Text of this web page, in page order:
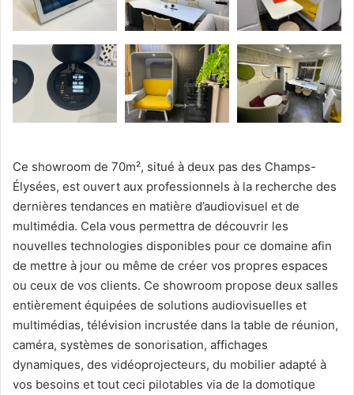
Ce showroom de 70m², situé à deux pas des Champs-
Élysées, est ouvert aux professionnels à la recherche des
dernières tendances en matière d’audiovisuel et de
multimédia. Cela vous permettra de découvrir les
nouvelles technologies disponibles pour ce domaine afin
de mettre à jour ou même de créer vos propres espaces
ou ceux de vos clients. Ce showroom propose deux salles
entièrement équipées de solutions audiovisuelles et
multimédias, télévision incrustée dans la table de réunion,
caméra, systèmes de sonorisation, affichages
dynamiques, des vidéoprojecteurs, du mobilier adapté à
vos besoins et tout ceci pilotables via de la domotique